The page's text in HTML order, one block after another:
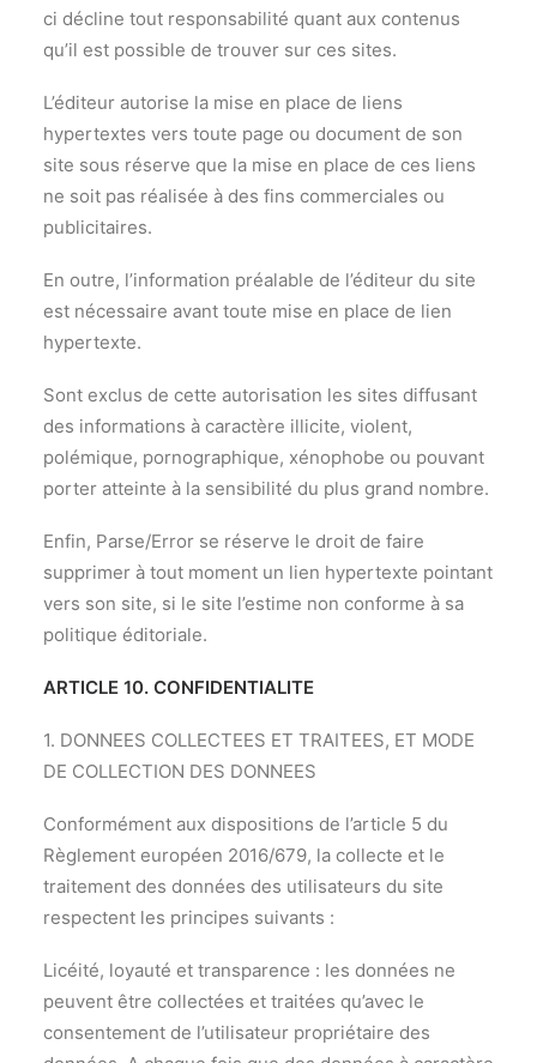
ci décline tout responsabilité quant aux contenus
qu’il est possible de trouver sur ces sites.
L’éditeur autorise la mise en place de liens
hypertextes vers toute page ou document de son
site sous réserve que la mise en place de ces liens
ne soit pas réalisée à des fins commerciales ou
publicitaires.
En outre, l’information préalable de l’éditeur du site
est nécessaire avant toute mise en place de lien
hypertexte.
Sont exclus de cette autorisation les sites diffusant
des informations à caractère illicite, violent,
polémique, pornographique, xénophobe ou pouvant
porter atteinte à la sensibilité du plus grand nombre.
Enfin, Parse/Error se réserve le droit de faire
supprimer à tout moment un lien hypertexte pointant
vers son site, si le site l’estime non conforme à sa
politique éditoriale.
ARTICLE 10. CONFIDENTIALITE
1. DONNEES COLLECTEES ET TRAITEES, ET MODE
DE COLLECTION DES DONNEES
Conformément aux dispositions de l’article 5 du
Règlement européen 2016/679, la collecte et le
traitement des données des utilisateurs du site
respectent les principes suivants :
Licéité, loyauté et transparence : les données ne
peuvent être collectées et traitées qu’avec le
consentement de l’utilisateur propriétaire des